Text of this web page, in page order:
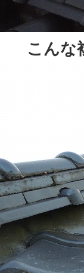
こんな